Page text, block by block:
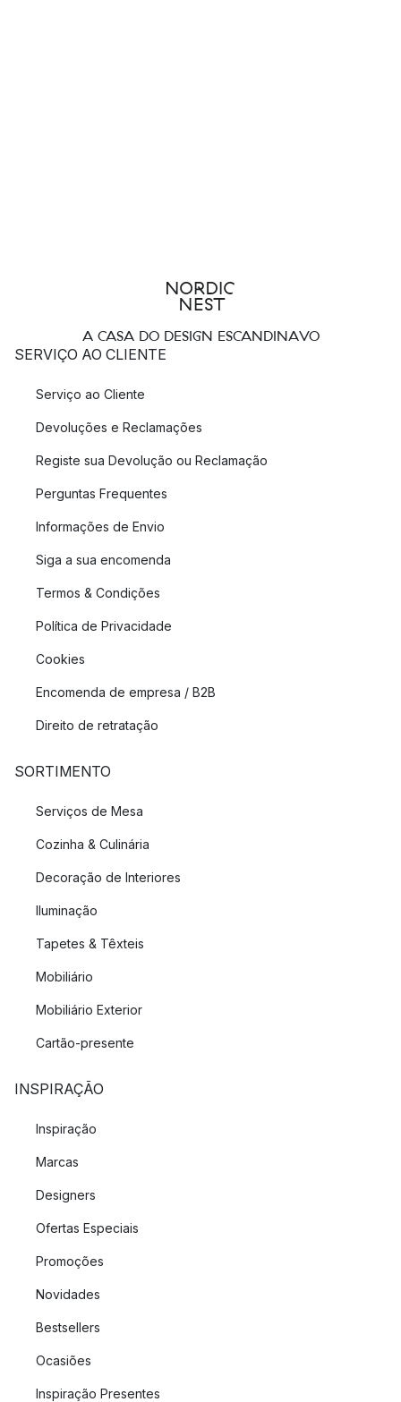
A CASA DO DESIGN ESCANDINAVO
SERVIÇO AO CLIENTE
Serviço ao Cliente
Devoluções e Reclamações
Registe sua Devolução ou Reclamação
Perguntas Frequentes
Informações de Envio
Siga a sua encomenda
Termos & Condições
Política de Privacidade
Cookies
Encomenda de empresa / B2B
Direito de retratação
SORTIMENTO
Serviços de Mesa
Cozinha & Culinária
Decoração de Interiores
Iluminação
Tapetes & Têxteis
Mobiliário
Mobiliário Exterior
Cartão-presente
INSPIRAÇÃO
Inspiração
Marcas
Designers
Ofertas Especiais
Promoções
Novidades
Bestsellers
Ocasiões
Inspiração Presentes